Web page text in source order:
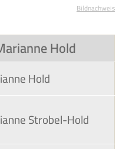
Bildnachweis
Hold
Hold
Strobel-Hold